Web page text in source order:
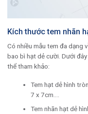
Kích thước tem nhãn
Có nhiều mẫu tem đa dạng
bao bì hạt dẻ cười. Dưới
thể tham khảo:
Tem hạt dẻ hình
7 x 7cm….
Tem nhãn hạt dẻ